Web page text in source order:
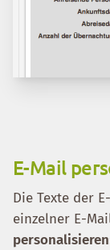
E-Mail
Die Texte der
einzelner E-
personalisieren